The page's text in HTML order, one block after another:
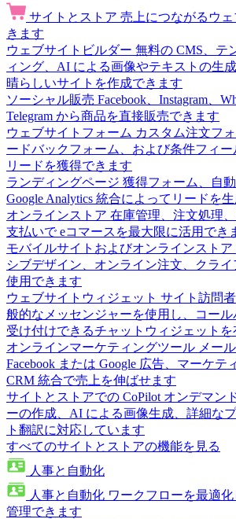
サイトとストア 売上につながるウ
きます
ウェブサイトビルダー 無料の CMS、テ
ィング、AI による画像やテキストの生
晴らしいサイトを作成できます
ソーシャル販売 Facebook、Instagram、
Telegram から商品を直接販売できます
ウェブサイトフォーム カスタム注文フ
ードバックフォーム、および条件フィ
リードを獲得できます
ランディングページ 獲得フォーム、自動
Google Analytics 統合によってリードを
オンラインストア 在庫管理、注文処理
支払いで eコマースを最大限に活用でき
モバイルサイトおよびオンラインストア
シブデザイン、オンライン注文、クラ
使用できます
ウェブサイトウィジェット サイト訪問
般的なメッセンジャーを使用し、コー
受け付けできるチャットウィジェット
オンラインマーケティングツール メー
Facebook または Google 広告、マーケテ
CRM 統合で売上を伸ばせます
サイトとストアでの CoPilot オンデマン
ーの作成、AI による画像生成、詳細な
ト翻訳に対応しています
すべてのサイトとストアの機能を見る
人事と自動化
人事と自動化 ワークフローを最適
管理できます